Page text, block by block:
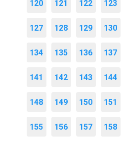
120 121 122 123
127 128 129 130
134 135 136 137
141 142 143 144
148 149 150 151
155 156 157 158